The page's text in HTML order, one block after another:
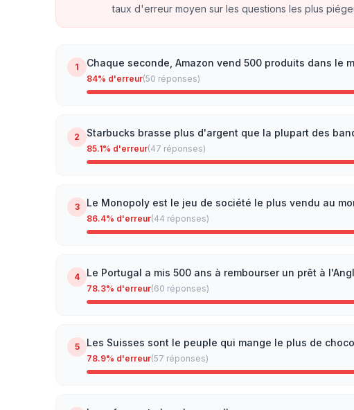
taux d'erreur moyen sur les questions les plus
1 Chaque seconde, Amazon vend 500 produits dans le
84% d'erreur(50 réponses)
2 Starbucks brasse plus d'argent que la plupart des
85.1% d'erreur(47 réponses)
3 Le Monopoly est le jeu de société le plus vendu au
86.4% d'erreur(44 réponses)
4 Le Portugal a mis 500 ans à rembourser un prêt à
78.3% d'erreur(60 réponses)
5 Les Suisses sont le peuple qui mange le plus de
78.9% d'erreur(57 réponses)